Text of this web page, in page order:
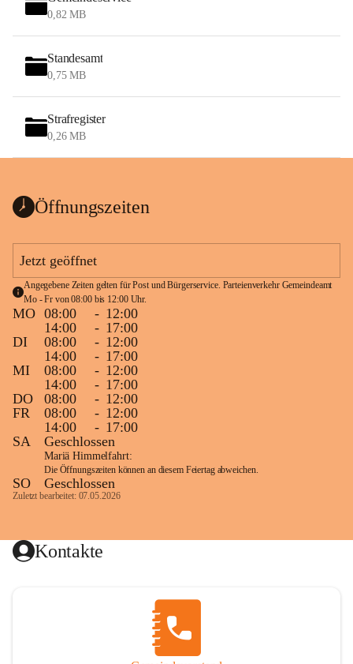
0,82 MB
Standesamt
0,75 MB
Strafregister
0,26 MB
Öffnungszeiten
Jetzt geöffnet
Angegebene Zeiten gelten für Post und Bürgerservice. Parteienverkehr Gemeindeamt
Mo - Fr von 08:00 bis 12:00 Uhr.
MO 08:00 - 12:00
14:00
- 17:00
DI
08:00 - 12:00
14:00
- 17:00
MI
08:00 - 12:00
14:00
- 17:00
DO
08:00 - 12:00
FR
08:00 - 12:00
14:00
- 17:00
SA
Geschlossen
Mariä Himmelfahrt:
Die Öffnungszeiten können an diesem Feiertag abweichen.
SO Geschlossen
Zuletzt bearbeitet: 07.05.2026
Kontakte